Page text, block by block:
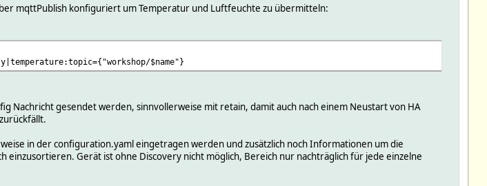
mqttPublish konfiguriert um Temperatur und Luftfeuchte zu übermitteln:
$name"}
Nachricht gesendet werden, sinnvollerweise mit retain, damit auch nach einem Neustart von HA
in der configuration.yaml eingetragen werden und zusätzlich noch Informationen um die
einzusortieren. Gerät ist ohne Discovery nicht möglich, Bereich nur nachträglich für jede einzelne